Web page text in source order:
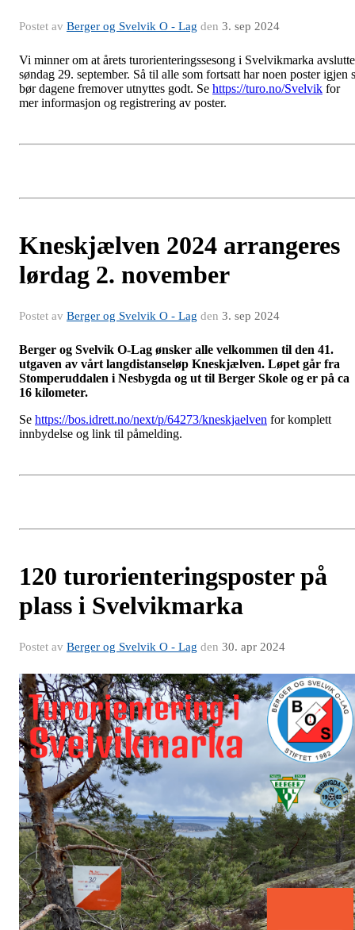
Postet av Berger og Svelvik O - Lag den 3. sep 2024
Vi minner om at årets turorienteringssesong i Svelvikmarka
søndag 29. september. Så til alle som fortsatt har noen poster igjen
bør dagene fremover utnyttes godt. Se https://turo.no/Svelvik for
mer informasjon og registrering av poster.
Kneskjælven 2024 arrangeres
lørdag 2. november
Postet av Berger og Svelvik O - Lag den 3. sep 2024
Berger og Svelvik O-Lag ønsker alle velkommen til den 41.
utgaven av vårt langdistanseløp Kneskjælven. Løpet går fra
Stomperuddalen i Nesbygda og ut til Berger Skole og er på ca
16 kilometer.
Se https://bos.idrett.no/next/p/64273/kneskjaelven for komplett
innbydelse og link til påmelding.
120 turorienteringsposter på
plass i Svelvikmarka
Postet av Berger og Svelvik O - Lag den 30. apr 2024